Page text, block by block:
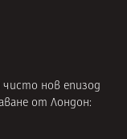
нов епизод
от Лондон: